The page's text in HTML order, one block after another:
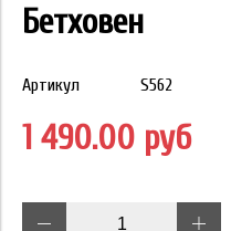
Бетховен
Артикул S562
1 490.00 руб